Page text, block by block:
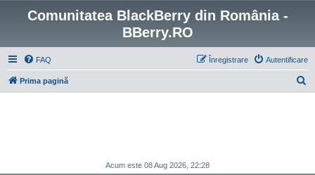
Comunitatea BlackBerry din România -
BBerry.RO
FAQ Autentificare
Înregistrare
Prima pagină
Acum este 08 Aug 2026, 22:28